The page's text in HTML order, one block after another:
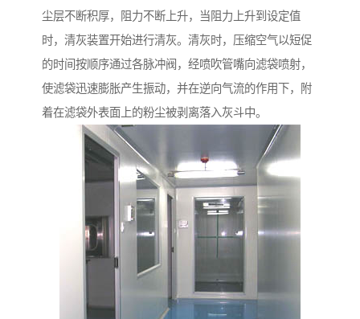
尘层不断积厚，阻力不断上升，当阻力上升到设定值
时，清灰装置开始进行清灰。清灰时，压缩空气以短促
的时间按顺序通过各脉冲阀，经喷吹管嘴向滤袋喷射，
使滤袋迅速膨胀产生振动，并在逆向气流的作用下，附
着在滤袋外表面上的粉尘被剥离落入灰斗中。